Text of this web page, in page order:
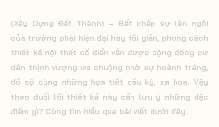
(Xây Dựng Đất Thành) – Bất chấp sự lên ngôi
của trường phái hiện đại hay tối giản, phong cách
thiết kế nội thất cổ điển vẫn được cộng đồng cư
dân thịnh vượng ưa chuộng nhờ sự hoành tráng,
đồ sộ cùng những họa tiết cầu kỳ, xa hoa. Vậy
theo đuổi lối thiết kế này cần lưu ý những đặc
điểm gì? Cùng tìm hiểu qua bài viết dưới đây.